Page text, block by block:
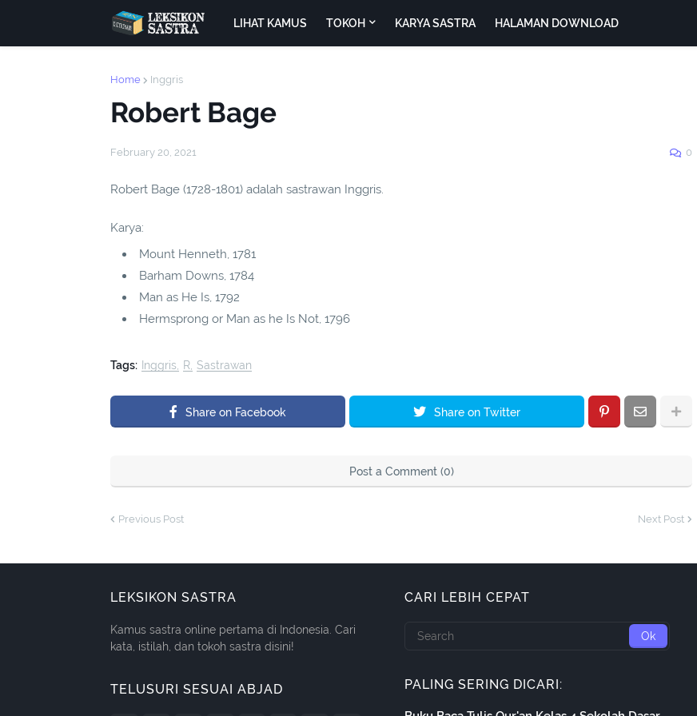
LIHAT KAMUS TOKOH KARYA SASTRA HALAMAN DOWNLOAD
Home Inggris
Robert Bage
February 20, 2021 0
Robert Bage (1728-1801) adalah sastrawan Inggris.
Karya:
Mount Henneth, 1781
Barham Downs, 1784
Man as He Is, 1792
Hermsprong or Man as he Is Not, 1796
Tags: Inggris R Sastrawan
Share on Facebook Share on Twitter
Post a Comment (0)
Previous Post Next Post
LEKSIKON SASTRA
Kamus sastra online pertama di Indonesia. Cari
kata, istilah, dan tokoh sastra disini!
TELUSURI SESUAI ABJAD
CARI LEBIH CEPAT
PALING SERING DICARI: